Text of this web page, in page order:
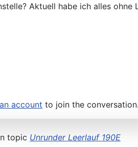
Aktuell habe ich alles ohne
account to join the conversation.
topic Unrunder Leerlauf 190E